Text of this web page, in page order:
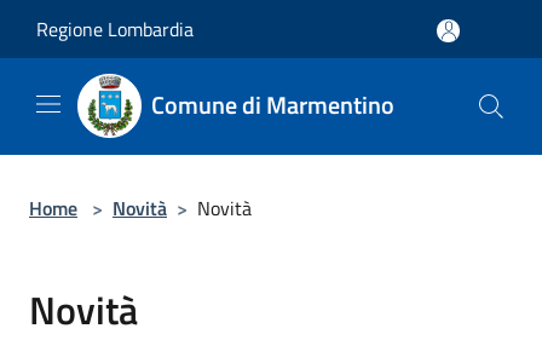
Regione Lombardia
Comune di Marmentino
Home > Novità > Novità
Novità